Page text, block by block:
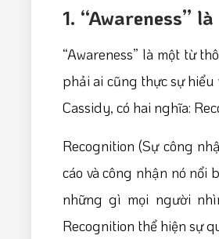
1. “Awareness”
“Awareness” là một từ
phải ai cũng thực sự hiểu
Cassidy, có hai nghĩa:
Recognition (Sự công
cáo và công nhận nó nổi
những gì mọi người
Recognition thể hiện sự